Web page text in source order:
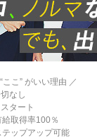
こ” がいい理由 ／
なし
タート
取得率100％
ップアップ可能